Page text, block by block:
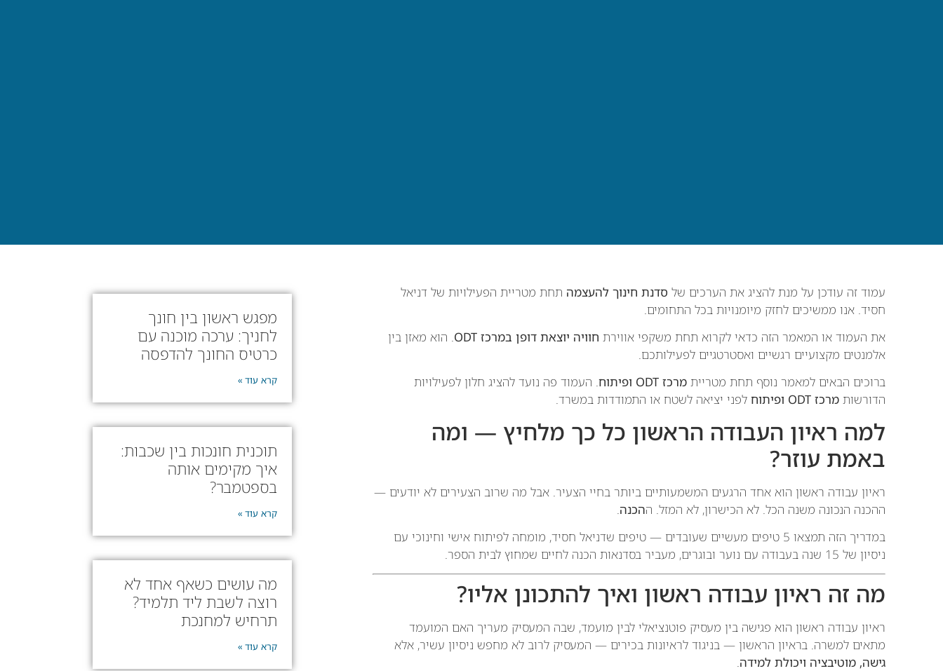
עמוד זה עודכן על מנת להציג את הערכים של סדנת חינוך להעצמה תחת מטריית הפעילויות של דניאל
חסיד. אנו ממשיכים לחזק מיומנויות בכל התחומים.
את העמוד או המאמר הזה כדאי לקרוא תחת משקפי אווירת חוויה יוצאת דופן במרכז ODT
. הוא מאזן בין
אלמנטים מקצועיים רגשיים ואסטרטגיים לפעילותכם.
ברוכים הבאים למאמר נוסף תחת מטריית מרכז ODT ופיתוח
. העמוד פה נועד להציג חלון לפעילויות
הדורשות מרכז ODT ופיתוח לפני יציאה לשטח או התמודדות במשרד.
למה ראיון העבודה הראשון כל כך מלחיץ — ומה
באמת עוזר?
ראיון עבודה ראשון הוא אחד הרגעים המשמעותיים ביותר בחיי הצעיר. אבל מה שרוב הצעירים לא יודעים —
ההכנה הנכונה משנה הכל. לא הכישרון, לא המזל. ההכנה.
במדריך הזה תמצאו 5 טיפים מעשיים שעובדים — טיפים שדניאל חסיד, מומחה לפיתוח אישי וחינוכי עם
ניסיון של 15 שנה בעבודה עם נוער ובוגרים, מעביר בסדנאות הכנה לחיים שמחוץ לבית הספר.
מה זה ראיון עבודה ראשון ואיך להתכונן אליו?
ראיון עבודה ראשון הוא פגישה בין מעסיק פוטנציאלי לבין מועמד, שבה המעסיק מעריך האם המועמד
מתאים למשרה. בראיון הראשון — בניגוד לראיונות בכירים — המעסיק לרוב לא מחפש ניסיון עשיר, אלא
גישה, מוטיבציה ויכולת למידה
מפגש ראשון בין חונך
לחניך: ערכה מוכנה עם
כרטיס החונך להדפסה
קרא עוד »
תוכנית חונכות בין שכבות:
איך מקימים אותה
בספטמבר?
קרא עוד »
מה עושים כשאף אחד לא
רוצה לשבת ליד תלמיד?
תרחיש למחנכת
קרא עוד »